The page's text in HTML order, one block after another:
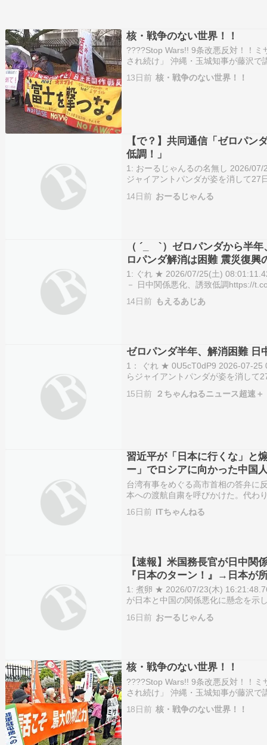
核・戦争のない世界！！
????Stop Wars!! 9条改悪反対！！
され続け」 沖縄・玉城知事が藤沢
沖縄で基地のない島求め平和行進
配備 周辺では抗議デモ「力では平
13日前 核・戦争のない世界！！
【で？】共同通信「ゼロパン
低調！」
1: おーるじゃんるの名無し 2026/
ジャイアントパンダが姿を消して27
「ゼロパンダ」解…
14日前 おーるじゃんる
（ ´_ゝ`）ゼロパンダから半
ロパンダ解消は困難 震災復
市、断念も含め検討
1: ぐれ ★ 2026/07/25(土)
－ 日中関係悪化、誘致低調https://
14日前
もえるあじあ
ゼロパンダ半年、解消困難 日
1： ぐれ ★ 0U5cT0dP9 2026-07-25
らジャイアントパンダが姿を消して
ドに使うとされる中国は、高市早
「ゼロパン…
15日前 ２ちゃんねるニュース超速＋
習近平が「日本に行くな」と
ー」でロシアに向かった中国
台湾有事をめぐる高市首相の答弁に
本への渡航自粛を呼びかけた。代わ
16日前 ITちゃんねる
【速報】米国務長官が日中
『日本のターン！』→日本が
ｗ
1: 煮卵 ★ 2026/07/23(木)
が日本と中国の関係悪化に懸念を示
らこそ、意…
16日前 おーるじゃんる
核・戦争のない世界！！
????Stop Wars!! 9条改悪反対！！
され続け」 沖縄・玉城知事が藤沢
沖縄で基地のない島求め平和行進
配備 周辺では抗議デモ「力では平
18日前 核・戦争のない世界！！